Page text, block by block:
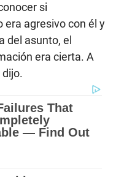
si
agresivo con él y
del asunto, el
era cierta. A